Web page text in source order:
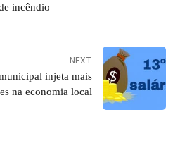
incêndio
NEXT
injeta mais
na economia local